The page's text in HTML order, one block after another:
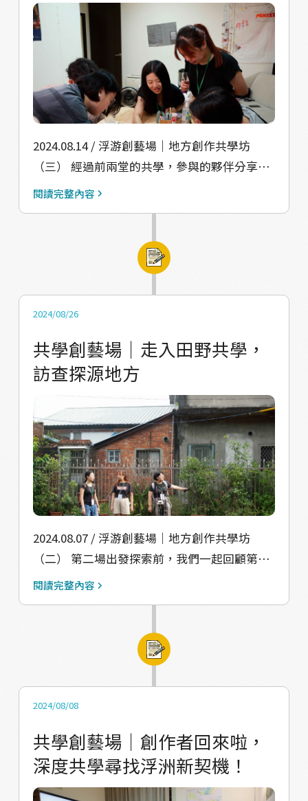
術空間 • 近浮洲河堤-新裕興咖啡 • 中山國小
附近-就素麵線 • 龍興街-醬厚呷官財板 • 住
在板橋的朋友
的願景仍有待實現。 這次共創小聚決定從共學
坊進一步深化，從帶領創作者參與學習，擴展
至邀請更多懷抱地方理想的浮洲店家一起加
入，共同打破過去的隔閡，凝聚出我們對浮洲
未來的共同想像。在與長期致力於藝術創生的
「浮島日常」闆娘深入討論後，我們發現想要
號召店家一起參與社區行動，在浮洲確實有很
高的門檻。其主要原因在於，當地多數店家屬
於服務民生日常的小商家，而社區活動帶來的
而，在與闆娘討論如何帶領課程的過程中，我
們也看到一個契機：只有店家能夠從自身的角
隊將藉由店家跨領域的觀點與方法，在這次合
創，開啟更多對話的契機，為浮洲的未來創造
新的連結與互動平台。
2024.08.14 / 浮游創藝場｜地方創作共學坊
（三） 經過前兩堂的共學，參與的夥伴分享：
回家之後她上網翻了翻浮洲覓光地圖和我們去
廳，很喜歡浮洲像尋寶一樣帶來的驚喜。 我們
常常習慣「點到點」移動的生活，共學的時間
多了很多可以觀察的細節。 第三場共學，邀請
受、客觀事實，交流彼此對地方看法的異同，
也思考創作能帶來的對話與影響力，合作構築
一個行動計畫。從聯想遊戲中，看見每一位參
與夥伴自由的表達，也投入滿滿的創意，讓
「地方創作」除了訴說地方故事以外，也嘗試
加入更多有趣的元素，或是值得共同討論的議
題。 共學的尾聲，大家分享自己擅長、有興趣
的事情，包含文字創作、拍攝、親子溝通、表
演的夥伴們，初步想像「一日小里長體驗」的
拍攝計畫，過程可能會遇到像是居民對於地方
的認同度、地方原有特色流失的困難⋯等，而
團隊又將如何一起分工實踐。 很高興大家在這
域，開始自己的行動！
閱讀完整內容
2024/08/26
共學創藝場｜走入田野共學，
訪查探源地方
2024.08.07 / 浮游創藝場｜地方創作共學坊
（二） 第二場出發探索前，我們一起回顧第一
場討論的內容：地方現狀、挑戰、機會，以及
領域出發，會有哪些可能的執行方式。 ⁡ 開啟單
車踏查之旅，路途中騎經車站、古厝巷弄、大
行經時身體感受到的道路安全規劃，亦或是耳
們的部分生活樣態。在古厝巷弄的位置，看見
的是居民在一樓客廳、廟前聊天的風景，換到
大樓社區時，交流的空間則換成社區廣場、咖
閱讀完整內容
2024/08/08
共學創藝場｜創作者回來啦，
深度共學尋找浮洲新契機！